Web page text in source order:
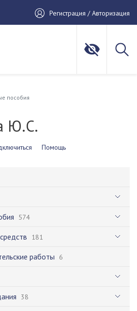
Регистрация / Авторизация
пособия
Ю.С.
Помощь
574
181
работы 6
38